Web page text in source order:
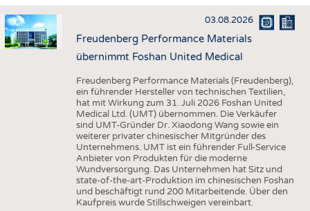
HAUS- UND HEIMTEXTILIEN
BEKLEIDUNG
TESTS
AUSSCHREIBUNGEN
DTV AUSSCHREIBUNGSDIENST
STATISTICS
DAUNENCHECK
ADRESSEN & LINKS
TERMINE
BRANCHENTERMINE
03.08.2026
Freudenberg Performance Materials
übernimmt Foshan United Medical
Freudenberg Performance Materials (Freudenberg),
ein führender Hersteller von technischen Textilien,
hat mit Wirkung zum 31. Juli 2026 Foshan United
Medical Ltd. (UMT) übernommen. Die Verkäufer
sind UMT-Gründer Dr. Xiaodong Wang sowie ein
weiterer privater chinesischer Mitgründer des
Unternehmens. UMT ist ein führender Full-Service
Anbieter von Produkten für die moderne
Wundversorgung. Das Unternehmen hat Sitz und
state-of-the-art-Produktion im chinesischen Foshan
und beschäftigt rund 200 Mitarbeitende. Über den
Kaufpreis wurde Stillschweigen vereinbart.